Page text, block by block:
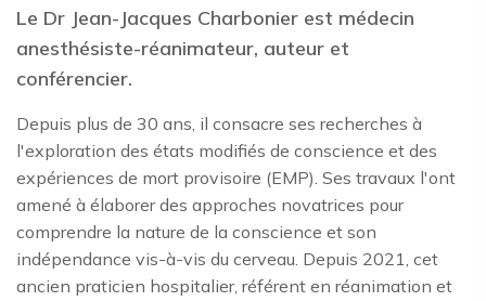
Le Dr Jean-Jacques Charbonier est médecin
anesthésiste-réanimateur, auteur et
conférencier.
Depuis plus de 30 ans, il consacre ses recherches à
l'exploration des états modifiés de conscience et des
expériences de mort provisoire (EMP). Ses travaux l'ont
amené à élaborer des approches novatrices pour
comprendre la nature de la conscience et son
indépendance vis-à-vis du cerveau. Depuis 2021, cet
ancien praticien hospitalier, référent en réanimation et